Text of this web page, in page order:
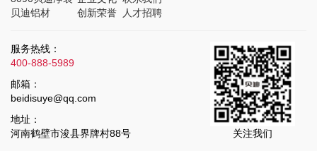
贝迪铝材
创新荣誉
人才招聘
服务热线：
400-888-5989
邮箱：
beidisuye@qq.com
地址：
河南鹤壁市浚县界牌村88号
关注我们